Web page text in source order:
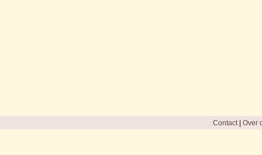
Contact| Over